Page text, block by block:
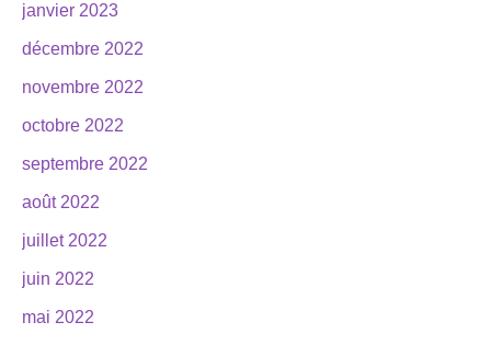
janvier 2023
décembre 2022
novembre 2022
octobre 2022
septembre 2022
août 2022
juillet 2022
juin 2022
mai 2022